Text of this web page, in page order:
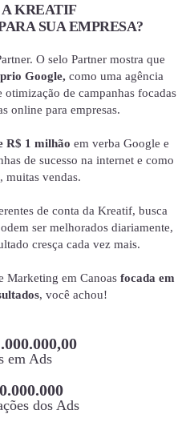
A KREATIF
SUA EMPRESA?
O selo Partner mostra que
Google, como uma agência
de campanhas focadas
online para empresas.
R$ 1 milhão em verba Google e
de sucesso na internet e como
muitas vendas.
de conta da Kreatif, busca
ser melhorados diariamente,
cresça cada vez mais.
Marketing em Canoas focada em
, você achou!
em Ads
dos Ads